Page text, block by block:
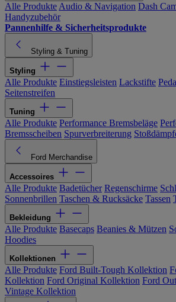
Alle Produkte Audio & Navigation Dash
Handyzubehör
Pannenhilfe & Sicherheitsprodukte
Styling & Tuning
Styling
Alle Produkte Einstiegsleisten Lackstifte
Seitenstreifen
Tuning
Alle Produkte Performance Bremsbeläge
Bremsscheiben Spurverbreiterung
Ford Merchandise
Accessoires
Alle Produkte Badetücher Regenschirme
Sonnenbrillen Taschen & Rucksäcke Tassen
Bekleidung
Alle Produkte Basecaps Beanies & Mützen
Hoodies
Kollektionen
Alle Produkte Ford Built-Tough Kollektion
Kollektion Ford Original Kollektion Ford
Vintage Kollektion